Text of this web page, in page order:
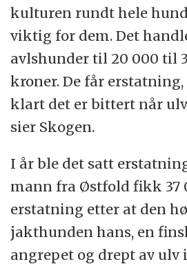
kulturen rundt hele
viktig for dem. Det
avlshunder til 20 000 til
kroner. De får
klart det er bittert når
sier Skogen.
I år ble det satt
mann fra Østfold fikk 37
erstatning etter at den
jakthunden hans, en
angrepet og drept av ulv